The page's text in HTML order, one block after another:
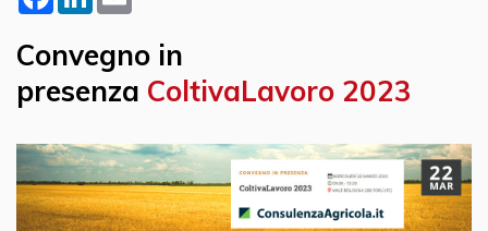
Convegno in
presenza ColtivaLavoro 2023